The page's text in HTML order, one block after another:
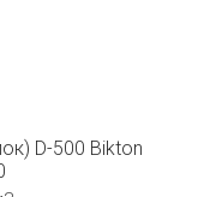
D-500 Bikton